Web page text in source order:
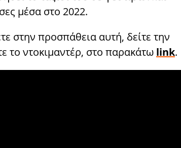
μέσα στο 2022.
στην προσπάθεια αυτή, δείτε την
το ντοκιμαντέρ, στο παρακάτω link.